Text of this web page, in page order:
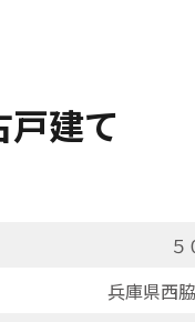
建て
兵庫県西